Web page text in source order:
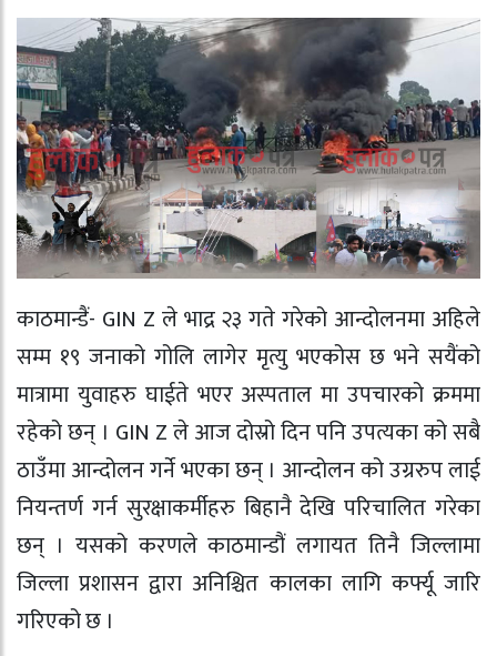
काठमान्डैं- GIN Z ले भाद्र २३ गते गरेको आन्दोलनमा अहिले
सम्म १९ जनाको गोलि लागेर मृत्यु भएकोस छ भने सयैंको
मात्रामा युवाहरु घाईते भएर अस्पताल मा उपचारको क्रममा
रहेको छन् । GIN Z ले आज दोस्रो दिन पनि उपत्यका को सबै
ठाउँमा आन्दोलन गर्ने भएका छन् । आन्दोलन को उग्ररुप लाई
नियन्तर्ण गर्न सुरक्षाकर्मीहरु बिहानै देखि परिचालित गरेका
छन् । यसको करणले काठमान्डौं लगायत तिनै जिल्लामा
जिल्ला प्रशासन द्वारा अनिश्चित कालका लागि कर्फ्यू जारि
गरिएको छ ।